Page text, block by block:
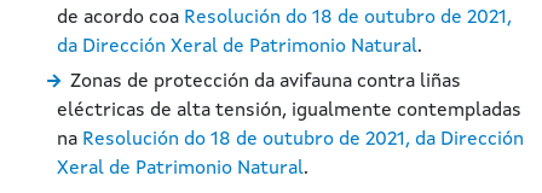
de acordo coa Resolución do 18 de outubro de 2021,
da Dirección Xeral de Patrimonio Natural.
Zonas de protección da avifauna contra liñas
eléctricas de alta tensión, igualmente contempladas
na Resolución do 18 de outubro de 2021, da Dirección
Xeral de Patrimonio Natural.